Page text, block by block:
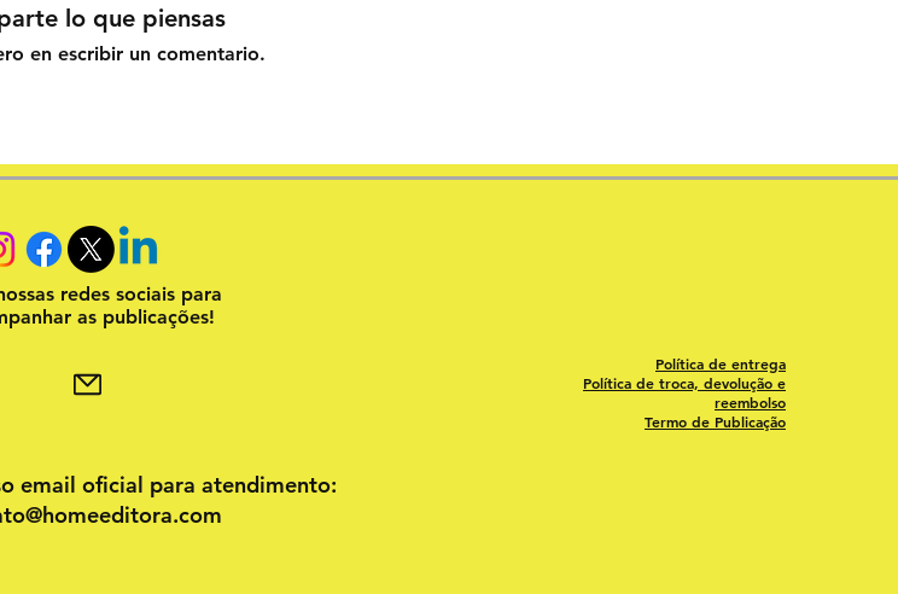
lo que piensas
en escribir un comentario.
redes sociais para
as publicações!
Política de entrega
Política de troca, devolução e
reembolso
Termo de Publicação
email oficial para atendimento: